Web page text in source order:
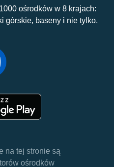
ośrodków w 8 krajach:
górskie, baseny i nie tylko.
na tej stronie są
ośrodków